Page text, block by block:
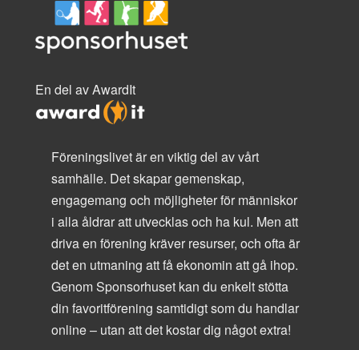
En del av AwardIt
Föreningslivet är en viktig del av vårt
samhälle. Det skapar gemenskap,
engagemang och möjligheter för människor
i alla åldrar att utvecklas och ha kul. Men att
driva en förening kräver resurser, och ofta är
det en utmaning att få ekonomin att gå ihop.
Genom Sponsorhuset kan du enkelt stötta
din favoritförening samtidigt som du handlar
online – utan att det kostar dig något extra!